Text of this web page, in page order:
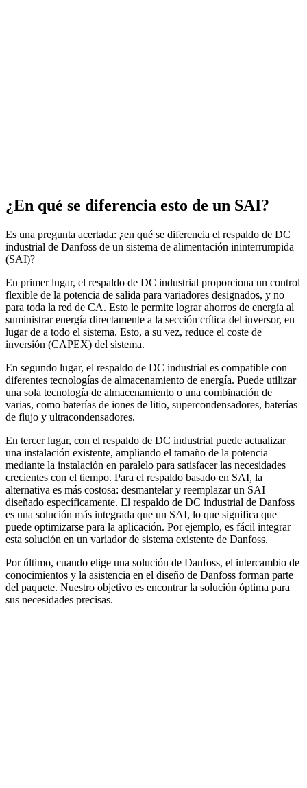
¿En qué se diferencia esto de un SAI?
Es una pregunta acertada: ¿en qué se diferencia el respaldo de DC
industrial de Danfoss de un sistema de alimentación ininterrumpida
(SAI)?
En primer lugar, el respaldo de DC industrial proporciona un control
flexible de la potencia de salida para variadores designados, y no
para toda la red de CA. Esto le permite lograr ahorros de energía al
suministrar energía directamente a la sección crítica del inversor, en
lugar de a todo el sistema. Esto, a su vez, reduce el coste de
inversión (CAPEX) del sistema.
En segundo lugar, el respaldo de DC industrial es compatible con
diferentes tecnologías de almacenamiento de energía. Puede utilizar
una sola tecnología de almacenamiento o una combinación de
varias, como baterías de iones de litio, supercondensadores, baterías
de flujo y ultracondensadores.
En tercer lugar, con el respaldo de DC industrial puede actualizar
una instalación existente, ampliando el tamaño de la potencia
mediante la instalación en paralelo para satisfacer las necesidades
crecientes con el tiempo. Para el respaldo basado en SAI, la
alternativa es más costosa: desmantelar y reemplazar un SAI
diseñado específicamente. El respaldo de DC industrial de Danfoss
es una solución más integrada que un SAI, lo que significa que
puede optimizarse para la aplicación. Por ejemplo, es fácil integrar
esta solución en un variador de sistema existente de Danfoss.
Por último, cuando elige una solución de Danfoss, el intercambio de
conocimientos y la asistencia en el diseño de Danfoss forman parte
del paquete. Nuestro objetivo es encontrar la solución óptima para
sus necesidades precisas.